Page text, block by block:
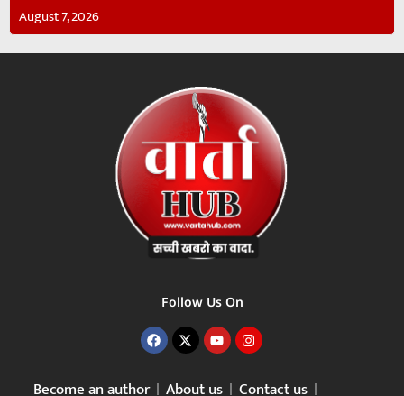
August 7, 2026
Follow Us On
Become an author About us Contact us